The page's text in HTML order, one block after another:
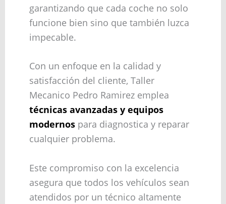
garantizando que cada coche no solo
funcione bien sino que también luzca
impecable.
Con un enfoque en la calidad y
satisfacción del cliente, Taller
Mecanico Pedro Ramirez emplea
técnicas avanzadas y equipos
modernospara diagnostica y reparar
cualquier problema.
Este compromiso con la excelencia
asegura que todos los vehículos sean
atendidos por un técnico altamente